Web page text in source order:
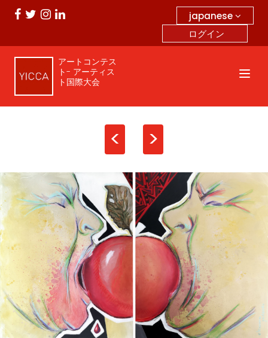
japanese
ログイン
アートコンテス
ト- アーティス
ト国際大会
< >